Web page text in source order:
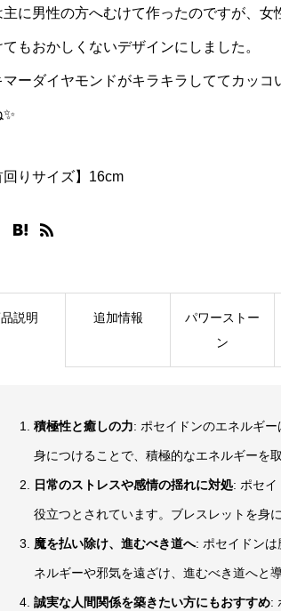
主に男性の方へむけて作ったのですが、女
てもおかしくないデザインにしました。
マーダイヤモンドがキラキラしててカッコ
回りサイズ】16cm
説明 追加情報
パワーストー
ン
積極性と癒しの力: ポセイドンのエネルギ
身につけることで、積極的なエネルギーを
日常のストレスや感情の揺れに対処: ポセイ
役立つとされています。ブレスレットを身
魔を払い除け、進むべき道へ: ポセイドン
ネルギーや邪気を遠ざけ、進むべき道へと
誠実な人間関係を築きたい方にもおすすめ: